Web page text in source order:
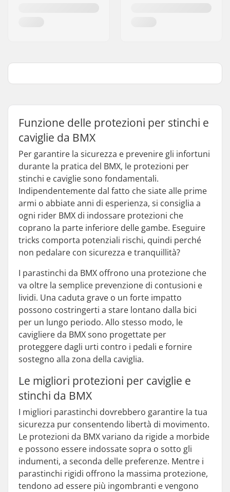
Funzione delle protezioni per stinchi e
caviglie da BMX
Per garantire la sicurezza e prevenire gli infortuni
durante la pratica del BMX, le protezioni per
stinchi e caviglie sono fondamentali.
Indipendentemente dal fatto che siate alle prime
armi o abbiate anni di esperienza, si consiglia a
ogni rider BMX di indossare protezioni che
coprano la parte inferiore delle gambe. Eseguire
tricks comporta potenziali rischi, quindi perché
non pedalare con sicurezza e tranquillità?
I parastinchi da BMX offrono una protezione che
va oltre la semplice prevenzione di contusioni e
lividi. Una caduta grave o un forte impatto
possono costringerti a stare lontano dalla bici
per un lungo periodo. Allo stesso modo, le
cavigliere da BMX sono progettate per
proteggere dagli urti contro i pedali e fornire
sostegno alla zona della caviglia.
Le migliori protezioni per caviglie e
stinchi da BMX
I migliori parastinchi dovrebbero garantire la tua
sicurezza pur consentendo libertà di movimento.
Le protezioni da BMX variano da rigide a morbide
e possono essere indossate sopra o sotto gli
indumenti, a seconda delle preferenze. Mentre i
parastinchi rigidi offrono la massima protezione,
tendono ad essere più ingombranti e vengono